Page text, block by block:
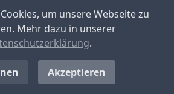
können nicht alle
dargestellt
aber in der Tabelle nach
alle Informationen
liegen die Werte bis
nur gerundet auf 1.000er-
um unsere Webseite zu
Mehr dazu in unserer
.
Akzeptieren